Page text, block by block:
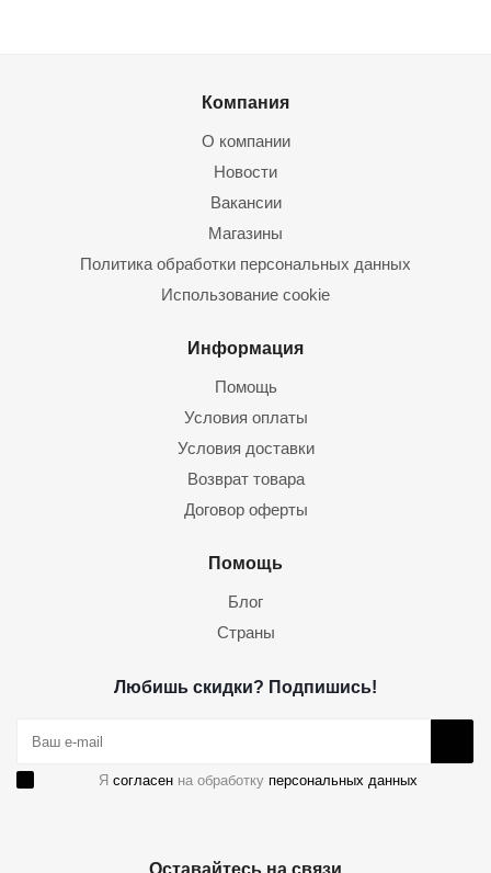
Компания
О компании
Новости
Вакансии
Магазины
Политика обработки персональных данных
Использование cookie
Информация
Помощь
Условия оплаты
Условия доставки
Возврат товара
Договор оферты
Помощь
Блог
Страны
Любишь скидки? Подпишись!
Я согласен на обработку персональных данных
Оставайтесь на связи